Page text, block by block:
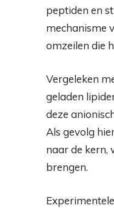
peptiden en
mechanisme
omzeilen die
Vergeleken
geladen
deze
Als gevolg
naar de kern,
brengen.